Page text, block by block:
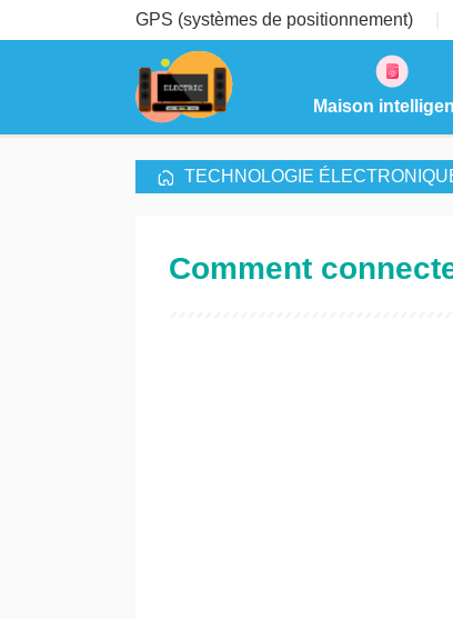
GPS (systèmes de positionnement)
Maison
TECHNOLOGIE
Comment